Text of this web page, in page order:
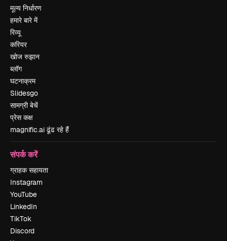
मूल्य निर्धारण
हमारे बारे में
रिव्यू
करियर
खोज रुझान
ब्लॉग
घटनाक्रम
Slidesgo
सामग्री बेचें
प्रेस कक्ष
magnific.ai ढूंढ रहे हैं
संपर्क करें
ग्राहक सहायता
Instagram
YouTube
LinkedIn
TikTok
Discord